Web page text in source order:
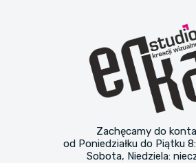
Zachęcamy do
od Poniedziałku do Piątku
Sobota, Niedziela: